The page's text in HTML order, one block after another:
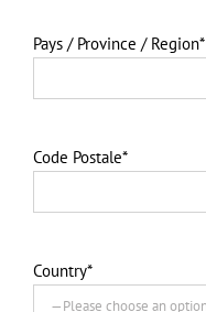
Pays / Province / Region*
Code Postale*
Country*